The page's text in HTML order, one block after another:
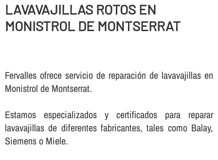
LAVAVAJILLAS ROTOS EN
MONISTROL DE MONTSERRAT
Fervalles ofrece servicio de reparación de lavavajillas en
Monistrol de Montserrat.
Estamos especializados y certificados para reparar
lavavajillas de diferentes fabricantes, tales como Balay,
Siemens o Miele.